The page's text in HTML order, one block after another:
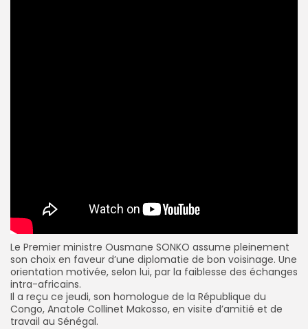
Le Premier ministre Ousmane SONKO assume pleinement
son choix en faveur d’une diplomatie de bon voisinage. Une
orientation motivée, selon lui, par la faiblesse des échanges
intra-africains.
Il a reçu ce jeudi, son homologue de la République du
Congo, Anatole Collinet Makosso, en visite d’amitié et de
travail au Sénégal.